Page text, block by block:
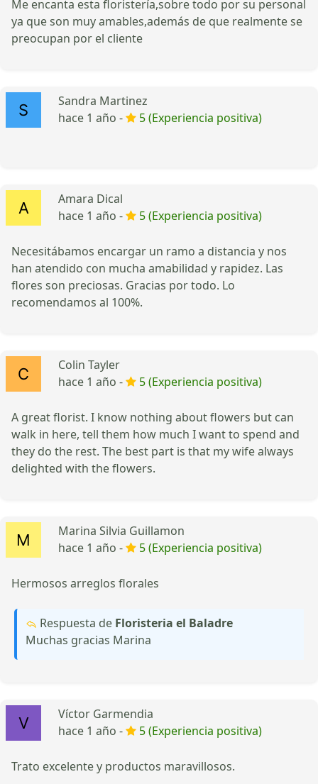
Me encanta esta floristería,sobre todo por su personal
ya que son muy amables,además de que realmente se
preocupan por el cliente
Sandra Martinez
hace 1 año -
5 (Experiencia positiva)
Amara Dical
hace 1 año -
5 (Experiencia positiva)
Necesitábamos encargar un ramo a distancia y nos
han atendido con mucha amabilidad y rapidez. Las
flores son preciosas. Gracias por todo. Lo
recomendamos al 100%.
Colin Tayler
hace 1 año -
5 (Experiencia positiva)
A great florist. I know nothing about flowers but can
walk in here, tell them how much I want to spend and
they do the rest. The best part is that my wife always
delighted with the flowers.
Marina Silvia Guillamon
hace 1 año -
5 (Experiencia positiva)
Hermosos arreglos florales
Respuesta de Floristeria el Baladre
Muchas gracias Marina
Víctor Garmendia
hace 1 año -
5 (Experiencia positiva)
Trato excelente y productos maravillosos.